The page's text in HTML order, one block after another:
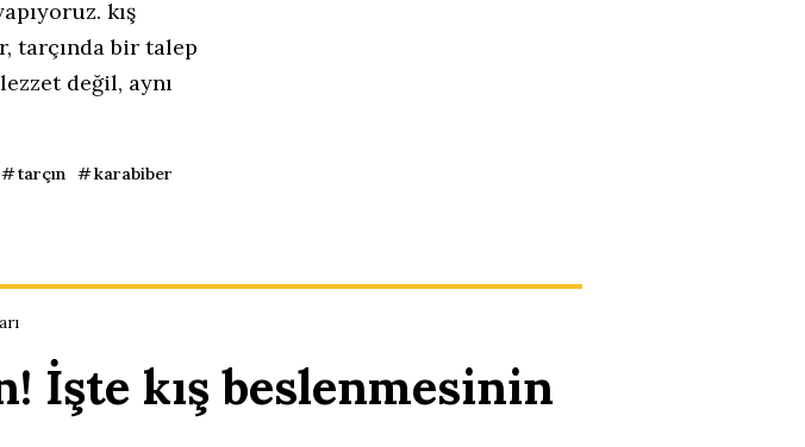
kış
tarçında bir talep
değil, aynı
tarçın
karabiber
İşte kış beslenmesinin